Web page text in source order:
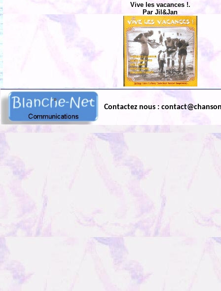
Vive les vacances !.
Par Jil&Jan
Contactez nous :